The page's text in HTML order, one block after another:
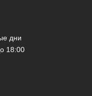
дни
18:00